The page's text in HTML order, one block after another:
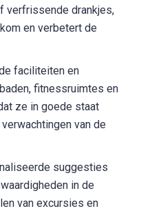
verfrissende drankjes,
en verbetert de
faciliteiten en
fitnessruimtes en
ze in goede staat
van de
suggesties
in de
van excursies en